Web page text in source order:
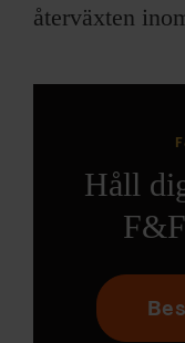
återväxten
Håll